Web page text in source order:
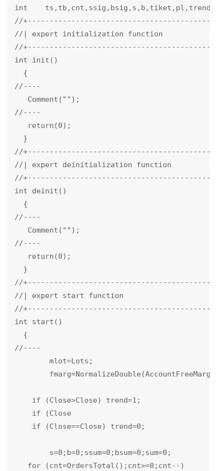
int
//
//| expert initialization function
//
int init()
{
//----
Comment("");
//----
return(0);
}
//
//| expert deinitialization function
//
int deinit()
{
//----
Comment("");
//----
return(0);
}
//
//| expert start function
//
int start()
{
//----
mlot=Lots;
if (Close>Close) trend=1;
if (Close
if (Close==Close) trend=0;
s=0;b=0;ssum=0;bsum=0;sum=0;
for (cnt=OrdersTotal();cnt>=0;cnt--)